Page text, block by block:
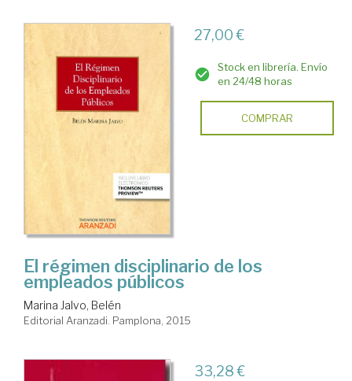
27,00 €
Stock en librería. Envío
en 24/48 horas
COMPRAR
El régimen disciplinario de los
empleados públicos
Marina Jalvo, Belén
Editorial Aranzadi. Pamplona, 2015
33,28 €